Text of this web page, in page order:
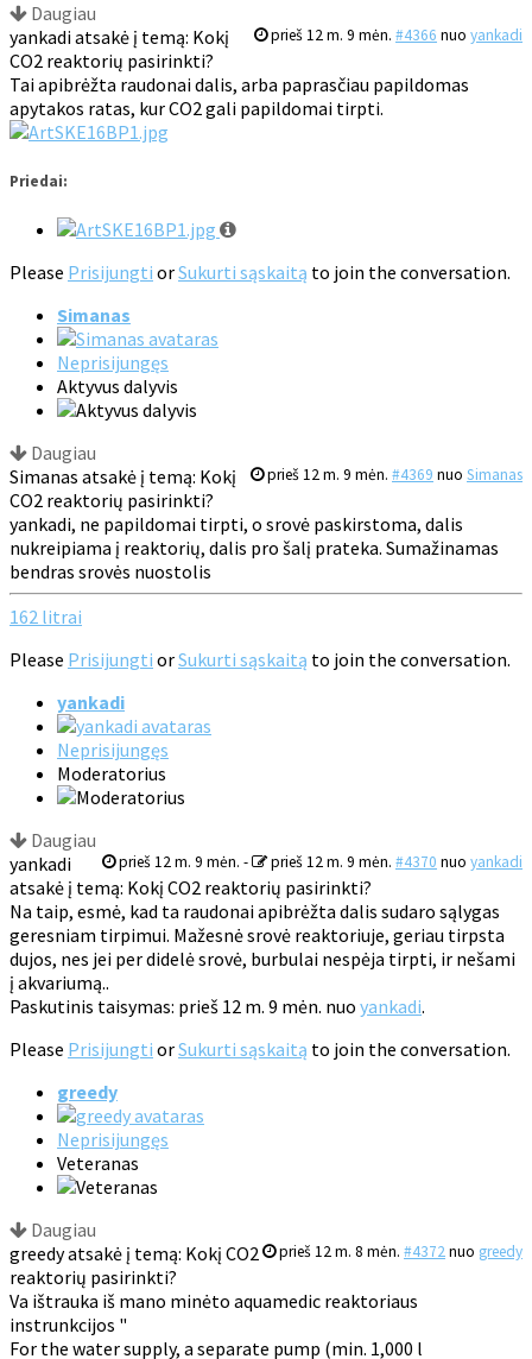
Daugiau
prieš 12 m. 9 mėn. #4366 nuo yankadi
yankadi atsakė į temą: Kokį
CO2 reaktorių pasirinkti?
Tai apibrėžta raudonai dalis, arba paprasčiau papildomas
apytakos ratas, kur CO2 gali papildomai tirpti.
Priedai:
Please Prisijungti orSukurti sąskaitą to join the conversation.
Simanas
Neprisijungęs
Aktyvus dalyvis
Daugiau
prieš 12 m. 9 mėn. #4369 nuo Simanas
Simanas atsakė į temą: Kokį
CO2 reaktorių pasirinkti?
yankadi, ne papildomai tirpti, o srovė paskirstoma, dalis
nukreipiama į reaktorių, dalis pro šalį prateka. Sumažinamas
bendras srovės nuostolis
162 litrai
Please Prisijungti orSukurti sąskaitą to join the conversation.
yankadi
Neprisijungęs
Moderatorius
Daugiau
prieš 12 m. 9 mėn. - prieš 12 m. 9 mėn. #4370 nuo yankadi
yankadi
atsakė į temą: Kokį CO2 reaktorių pasirinkti?
Na taip, esmė, kad ta raudonai apibrėžta dalis sudaro sąlygas
geresniam tirpimui. Mažesnė srovė reaktoriuje, geriau tirpsta
dujos, nes jei per didelė srovė, burbulai nespėja tirpti, ir nešami
į akvariumą..
Paskutinis taisymas: prieš 12 m. 9 mėn. nuo yankadi.
Please Prisijungti orSukurti sąskaitą to join the conversation.
greedy
Neprisijungęs
Veteranas
Daugiau
prieš 12 m. 8 mėn. #4372nuo greedy
greedy atsakė į temą: Kokį CO2
reaktorių pasirinkti?
Va ištrauka iš mano minėto aquamedic reaktoriaus
instrunkcijos "
For the water supply, a separate pump (min. 1,000 l